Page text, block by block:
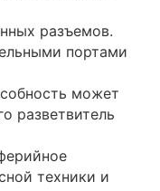
разъемов.
портами
может
разветвитель
техники и